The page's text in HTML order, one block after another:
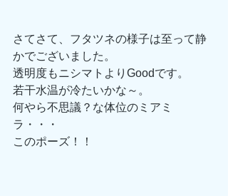
さてさて、フタツネの様子は至って静
かでございました。
透明度もニシマトよりGoodです。
若干水温が冷たいかな～。
何やら不思議？な体位のミアミ
ラ・・・
このポーズ！！